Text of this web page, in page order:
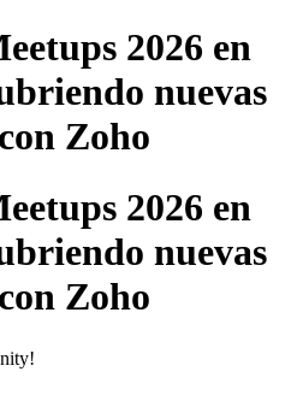
2026 en
nuevas
Zoho
2026 en
nuevas
Zoho